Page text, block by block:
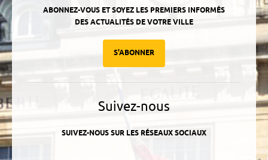
ABONNEZ-VOUS ET SOYEZ LES PREMIERS INFORMÉS
DES ACTUALITÉS DE VOTRE VILLE
S'ABONNER
Suivez-nous
SUIVEZ-NOUS SUR LES RÉSEAUX SOCIAUX